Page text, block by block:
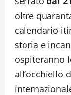
oltre
calendario
storia e
ospiteranno
all’occhiello